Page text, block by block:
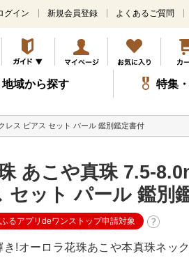
メ
ン
コ
ン
テ
ツ
に
ッ
プ
グイン 新規会員登録 よくあるご質問
地域から探す 特集
レス ピアス セット パール 鑑別鑑定書付
あこや真珠 7.5-
セット パール 鑑別
るアプリdeワンストップ申請対象
!オーロラ花珠あこや本真珠ネッ